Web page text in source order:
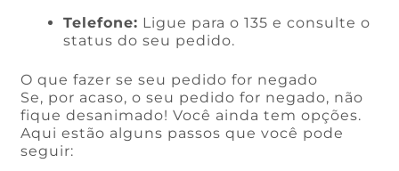
Telefone: Ligue para o 135 e consulte o
status do seu pedido.
O que fazer se seu pedido for negado
Se, por acaso, o seu pedido for negado, não
fique desanimado! Você ainda tem opções.
Aqui estão alguns passos que você pode
seguir: